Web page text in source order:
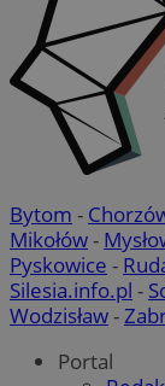
Bytom -
Mikołów-
Pyskowice -
Silesia.info.pl -
Wodzisław-
Portal